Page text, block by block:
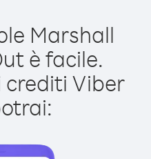
Marshall
è facile.
crediti Viber